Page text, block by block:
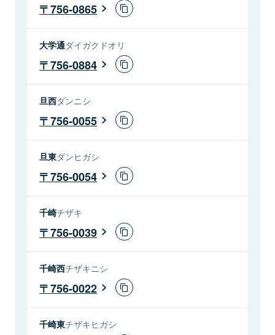
756-0865
大学通ダイガクドオリ
756-0884
旦西ダンニシ
756-0055
旦東ダンヒガシ
756-0054
千崎チザキ
756-0039
千崎西チザキニシ
756-0022
千崎東チザキヒガシ